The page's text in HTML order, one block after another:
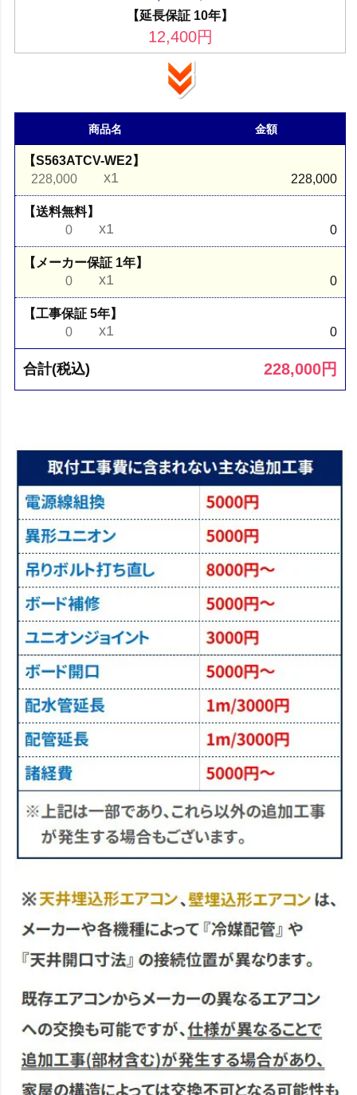
【延長保証 10年】
12,400円
商品名 金額
【S563ATCV-WE2】
228,000
x1 228,000
【送料無料】
0
x1 0
【メーカー保証 1年】
0
x1 0
【工事保証 5年】
0
x1 0
合計(税込) 228,000円